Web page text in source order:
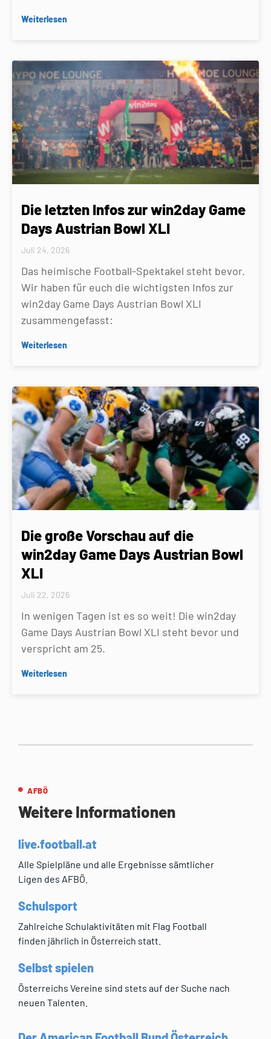
Weiterlesen
Die letzten Infos zur win2day Game
Days Austrian Bowl XLI
Juli 24, 2026
Das heimische Football-Spektakel steht bevor.
Wir haben für euch die wichtigsten Infos zur
win2day Game Days Austrian Bowl XLI
zusammengefasst:
Weiterlesen
Die große Vorschau auf die
win2day Game Days Austrian Bowl
XLI
Juli 22, 2026
In wenigen Tagen ist es so weit! Die win2day
Game Days Austrian Bowl XLI steht bevor und
verspricht am 25.
Weiterlesen
AFBÖ
Weitere Informationen
live.football.at
Alle Spielpläne und alle Ergebnisse sämtlicher
Ligen des AFBÖ.
Schulsport
Zahlreiche Schulaktivitäten mit Flag Football
finden jährlich in Österreich statt.
Selbst spielen
Österreichs Vereine sind stets auf der Suche nach
neuen Talenten.